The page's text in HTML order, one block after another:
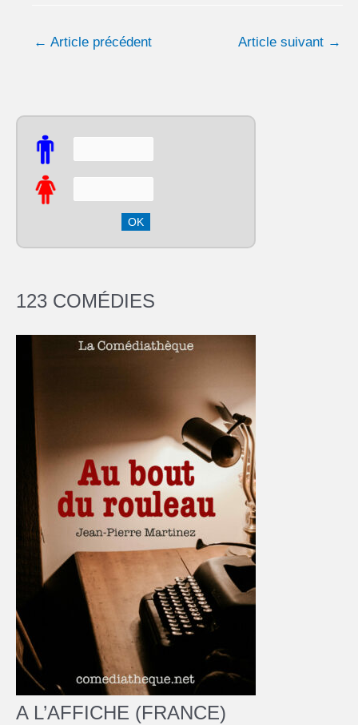
← Article précédent Article suivant →
123 COMÉDIES
A L’AFFICHE (FRANCE)